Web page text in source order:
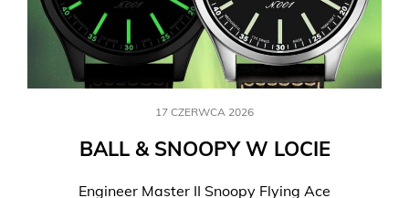
17 CZERWCA 2026
BALL & SNOOPY W LOCIE
Engineer Master II Snoopy Flying Ace